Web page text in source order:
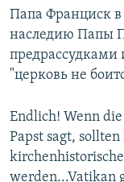
Папа Франциск
наследию Папы
предрассудками
"церковь не
Endlich! Wenn
Papst sagt,
werden...Vatikan